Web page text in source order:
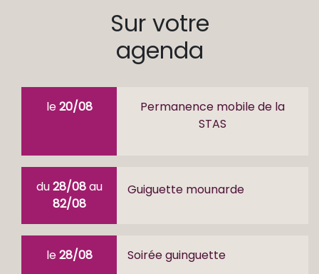
Sur votre
agenda
le20/08
Permanence mobile de la
STAS
du28/08au
82/08
Guiguette mounarde
le28/08 Soirée guinguette